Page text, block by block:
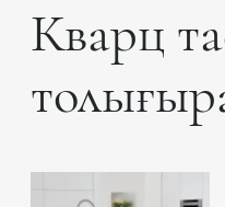
Кварц